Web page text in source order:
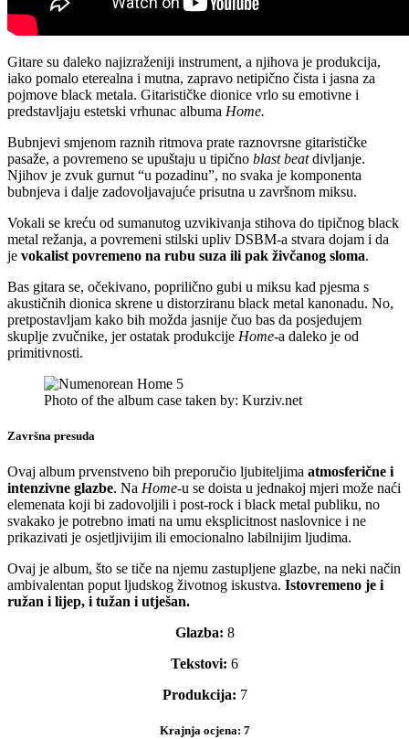
Gitare su daleko najizraženiji instrument, a njihova je produkcija,
iako pomalo eterealna i mutna, zapravo netipično čista i jasna za
pojmove black metala. Gitarističke dionice vrlo su emotivne i
predstavljaju estetski vrhunac albuma Home.
Bubnjevi smjenom raznih ritmova prate raznovrsne gitarističke
pasaže, a povremeno se upuštaju u tipično blast beatdivljanje.
Njihov je zvuk gurnut “u pozadinu”, no svaka je komponenta
bubnjeva i dalje zadovoljavajuće prisutna u završnom miksu.
Vokali se kreću od sumanutog uzvikivanja stihova do tipičnog black
metal režanja, a povremeni stilski upliv DSBM-a stvara dojam i da
je vokalist povremeno na rubu suza ili pak živčanog sloma.
Bas gitara se, očekivano, poprilično gubi u miksu kad pjesma s
akustičnih dionica skrene u distorziranu black metal kanonadu. No,
pretpostavljam kako bih možda jasnije čuo bas da posjedujem
skuplje zvučnike, jer ostatak produkcije Home-a daleko je od
primitivnosti.
Photo of the album case taken by: Kurziv.net
Završna presuda
Ovaj album prvenstveno bih preporučio ljubiteljima atmosferične i
intenzivne glazbe. Na Home-u se doista u jednakoj mjeri može naći
elemenata koji bi zadovoljili i post-rock i black metal publiku, no
svakako je potrebno imati na umu eksplicitnost naslovnice i ne
prikazivati je osjetljivijim ili emocionalno labilnijim ljudima.
Ovaj je album, što se tiče na njemu zastupljene glazbe, na neki način
ambivalentan poput ljudskog životnog iskustva. Istovremeno je i
ružan i lijep, i tužan i utješan.
Glazba: 8
Tekstovi: 6
Produkcija: 7
Krajnja ocjena: 7